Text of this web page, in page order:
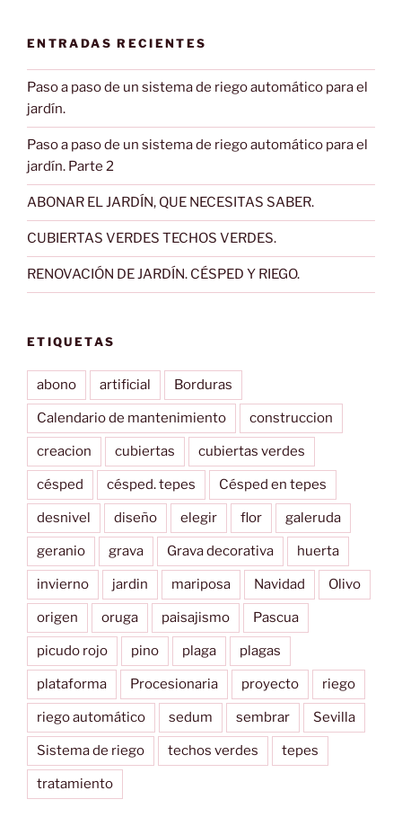
ENTRADAS RECIENTES
Paso a paso de un sistema de riego automático para el
jardín.
Paso a paso de un sistema de riego automático para el
jardín. Parte 2
ABONAR EL JARDÍN, QUE NECESITAS SABER.
CUBIERTAS VERDES TECHOS VERDES.
RENOVACIÓN DE JARDÍN. CÉSPED Y RIEGO.
ETIQUETAS
abono artificial Borduras
Calendario de mantenimiento construccion
creacion cubiertas cubiertas verdes
césped césped. tepes Césped en tepes
desnivel diseño elegir flor galeruda
geranio grava Grava decorativa huerta
invierno jardin mariposa Navidad Olivo
origen oruga paisajismo Pascua
picudo rojo pino plaga plagas
plataforma Procesionaria proyecto riego
riego automático sedum sembrar Sevilla
Sistema de riego techos verdes tepes
tratamiento